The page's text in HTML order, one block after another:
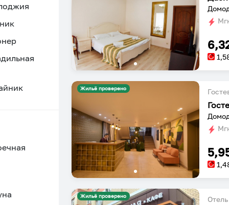
Жильё проверено
Жильё проверено Отель